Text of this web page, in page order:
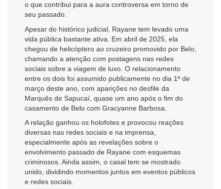
o que contribui para a aura controversa em torno de
seu passado.
Apesar do histórico judicial, Rayane tem levado uma
vida pública bastante ativa. Em abril de 2025, ela
chegou de helicóptero ao cruzeiro promovido por Belo,
chamando a atenção com postagens nas redes
sociais sobre a viagem de luxo. O relacionamento
entre os dois foi assumido publicamente no dia 1º de
março deste ano, com aparições no desfile da
Marquês de Sapucaí, quase um ano após o fim do
casamento de Belo com Gracyanne Barbosa.
A relação ganhou os holofotes e provocou reações
diversas nas redes sociais e na imprensa,
especialmente após as revelações sobre o
envolvimento passado de Rayane com esquemas
criminosos. Ainda assim, o casal tem se mostrado
unido, dividindo momentos juntos em eventos públicos
e redes sociais.